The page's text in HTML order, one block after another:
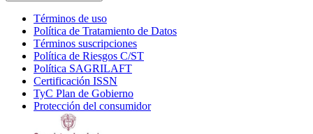
Términos de uso
in
new
window
Política de Tratamiento de Datos
Términos suscripciones
in
Política de Riesgos C/ST
Política SAGRILAFT
new
window
Certificación ISSN
in
new
TyC Plan de Gobierno
in
Protección del consumidorOpens